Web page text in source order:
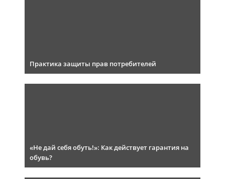
Практика защиты прав потребителей
«Не дай себя обуть!»: Как действует гарантия на
обувь?